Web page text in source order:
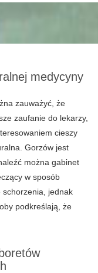
medycyny
zauważyć, że
zaufanie do lekarzy,
cieszy
Gorzów jest
można gabinet
w sposób
schorzenia, jednak
podkreślają, że